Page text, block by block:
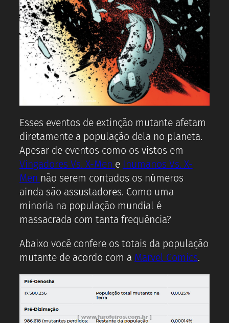
Esses eventos de extinção mutante afetam
diretamente a população dela no planeta.
Apesar de eventos como os vistos em
Vingadores Vs. X-Men e Inumanos Vs. X-
Men não serem contados os números
ainda são assustadores. Como uma
minoria na população mundial é
massacrada com tanta frequência?
Abaixo você confere os totais da população
mutante de acordo com a Marvel Comics.